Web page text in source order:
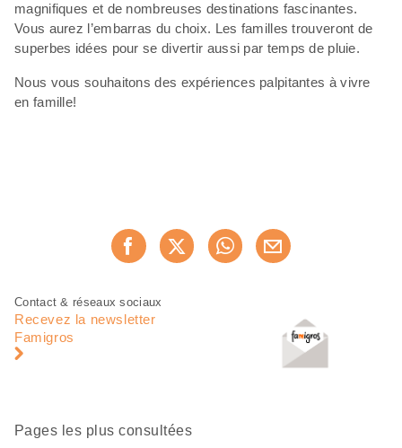
magnifiques et de nombreuses destinations fascinantes.
Vous aurez l’embarras du choix. Les familles trouveront de
superbes idées pour se divertir aussi par temps de pluie.
Nous vous souhaitons des expériences palpitantes à vivre
en famille!
Recommander maintenant
Pied
page
Navigation
pied
Contact & réseaux sociaux
Recevez la newsletter
Famigros
Pages les plus consultées